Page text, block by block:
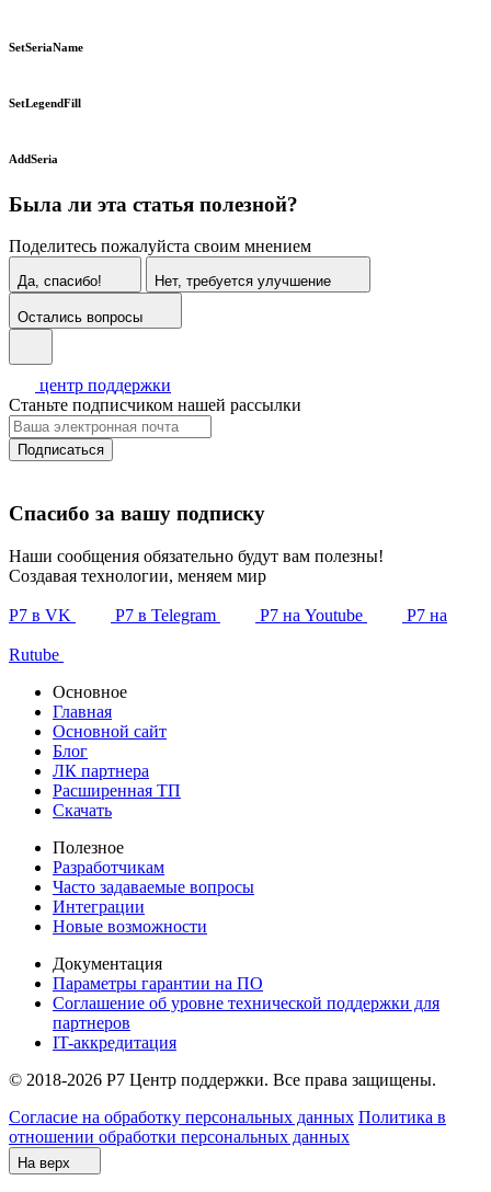
SetSeriaName
SetLegendFill
AddSeria
Была ли эта статья полезной?
Поделитесь пожалуйста своим мнением
Да, спасибо! Нет, требуется улучшение
Остались вопросы
центр поддержки
Станьте подписчиком нашей рассылки
Подписаться
Спасибо за вашу подписку
Наши сообщения обязательно будут вам полезны!
Создавая технологии, меняем мир
Р7 в VK Р7 в Telegram Р7 на Youtube Р7 на
Rutube
Основное
Главная
Основной сайт
Блог
ЛК партнера
Расширенная ТП
Скачать
Полезное
Разработчикам
Часто задаваемые вопросы
Интеграции
Новые возможности
Документация
Параметры гарантии на ПО
Соглашение об уровне технической поддержки для
партнеров
IT-аккредитация
© 2018-2026 Р7 Центр поддержки. Все права защищены.
Согласие на обработку персональных данных Политика в
отношении обработки персональных данных
На верх